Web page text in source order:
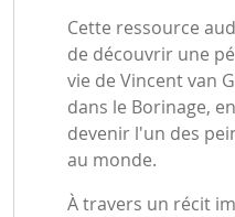
Cette ressource
de découvrir une
vie de Vincent van
dans le Borinage,
devenir l'un des
au monde.
À travers un récit